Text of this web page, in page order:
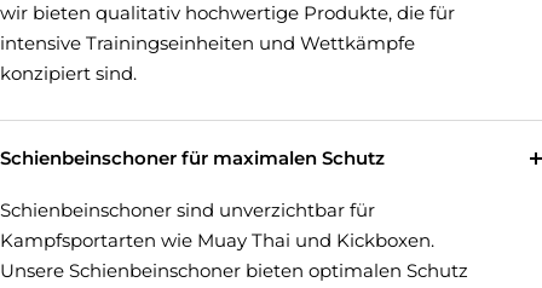
wir bieten qualitativ hochwertige Produkte, die für
intensive Trainingseinheiten und Wettkämpfe
konzipiert sind.
Schienbeinschoner für maximalen Schutz
Schienbeinschoner sind unverzichtbar für
Kampfsportarten wie Muay Thai und Kickboxen.
Unsere Schienbeinschoner bieten optimalen Schutz